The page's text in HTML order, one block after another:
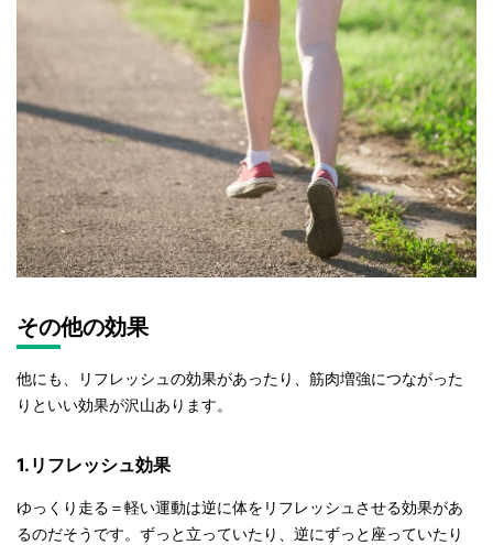
その他の効果
他にも、リフレッシュの効果があったり、筋肉増強につながった
りといい効果が沢山あります。
1.リフレッシュ効果
ゆっくり走る＝軽い運動は逆に体をリフレッシュさせる効果があ
るのだそうです。ずっと立っていたり、逆にずっと座っていたり